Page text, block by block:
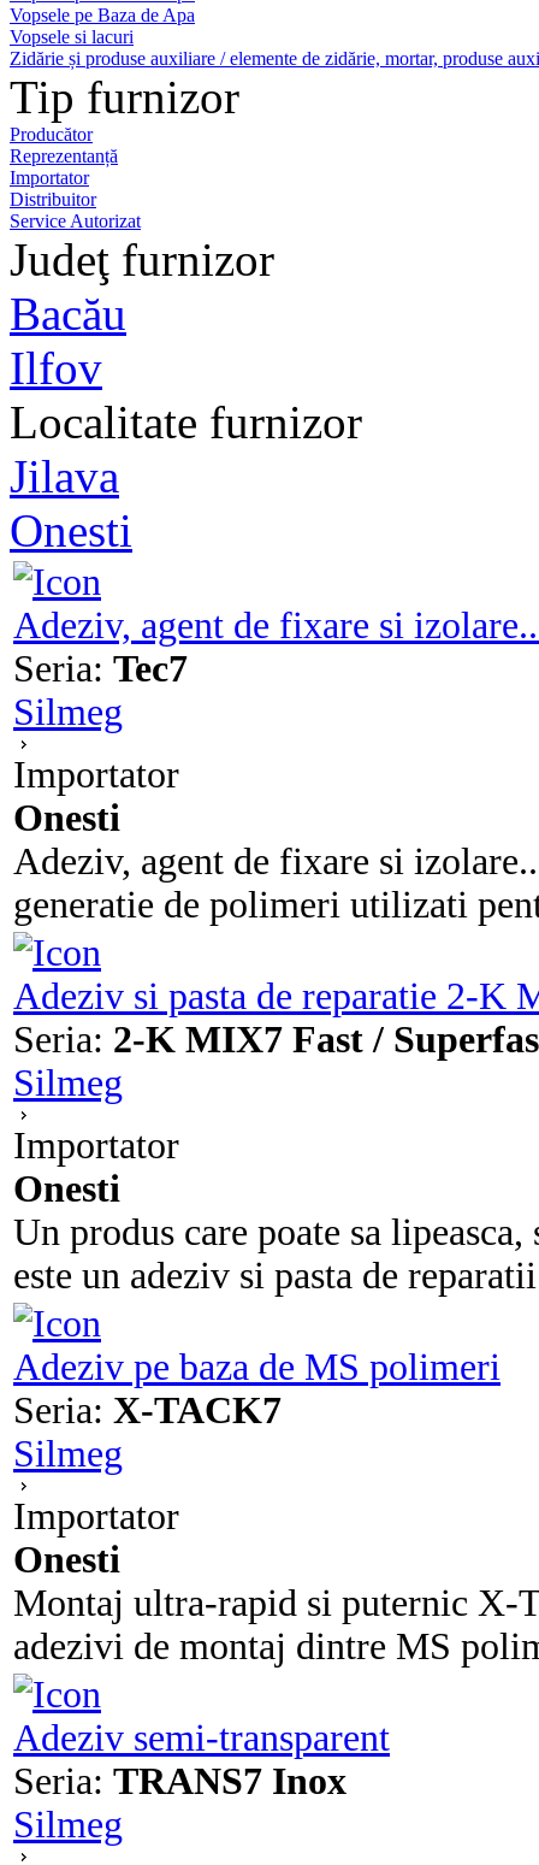
Vopsele pe Baza de Apa
Vopsele si lacuri
Zidărie și produse auxiliare / elemente de zidărie, mortar, produse
Tip furnizor
Producător
Reprezentanță
Importator
Distribuitor
Service Autorizat
Judeţ furnizor
Bacău
Ilfov
Localitate furnizor
Jilava
Onesti
Adeziv, agent de fixare si
Seria: Tec7
Silmeg
Importator
Onesti
Adeziv, agent de fixare si
generatie de polimeri utilizati
Adeziv si pasta de reparatie 2-K
Seria: 2-K MIX7 Fast /
Silmeg
Importator
Onesti
Un produs care poate sa
este un adeziv si pasta de
Adeziv pe baza de MS polimeri
Seria: X-TACK7
Silmeg
Importator
Onesti
Montaj ultra-rapid si puternic X-
adezivi de montaj dintre MS
Adeziv semi-transparent
Seria: TRANS7 Inox
Silmeg